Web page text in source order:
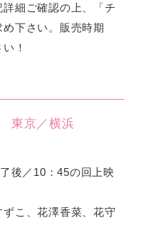
細ご確認の上、「チ
下さい。販売時期
！
東京／横浜
後／10：45の回上映
ずこ、花澤香菜、花守